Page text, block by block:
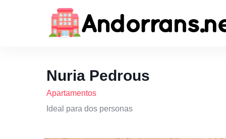
Nuria Pedrous
Apartamentos
Ideal para dos personas